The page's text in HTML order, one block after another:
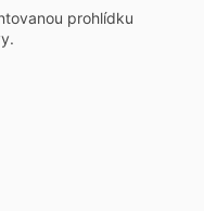
prohlídku